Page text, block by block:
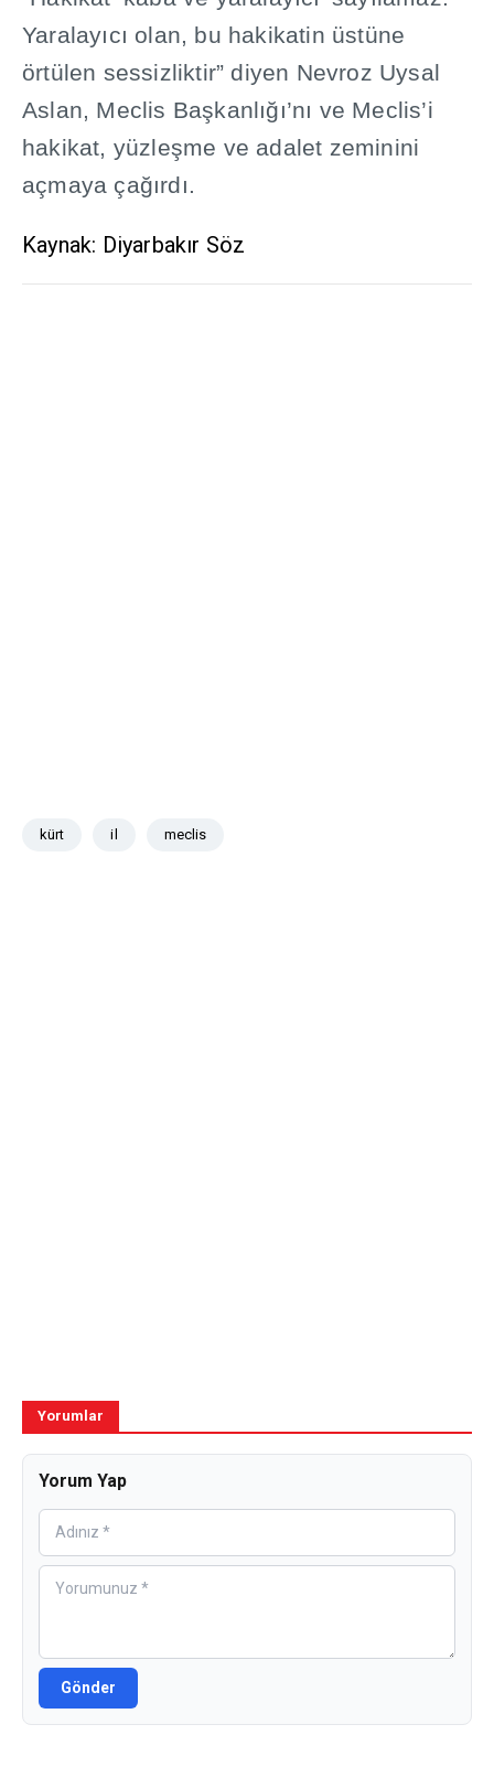
Yaralayıcı olan, bu hakikatin üstüne
örtülen sessizliktir” diyen Nevroz Uysal
Aslan, Meclis Başkanlığı’nı ve Meclis’i
hakikat, yüzleşme ve adalet zeminini
açmaya çağırdı.
Kaynak: Diyarbakır Söz
kürt il meclis
Yorumlar
Yorum Yap
Gönder